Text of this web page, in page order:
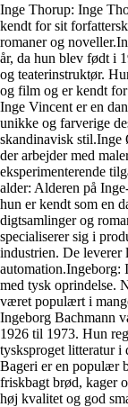
Inge Thorup: Inge
kendt for sit
romaner og
år, da hun blev født i
og teaterinstruktør.
og film og er kendt
Inge Vincent er en
unikke og farverige
skandinavisk
der arbejder med
eksperimenterende
alder: Alderen på
hun er kendt som en
digtsamlinger og
specialiserer sig i
industrien. De
automation.Ingeborg:
med tysk oprindelse.
været populært i
Ingeborg Bachmann
1926 til 1973. Hun
tysksproget litteratur i
Bageri er en populær
friskbagt brød, kager
høj kvalitet og god